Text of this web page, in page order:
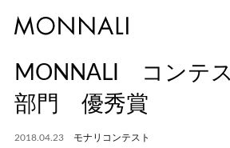
MONNALI コンテ
部門 優秀賞
2018.04.23 モナリコンテスト